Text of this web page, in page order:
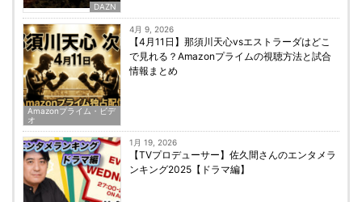
DAZN
Amazonプライム・ビデ
オ
4月 9, 2026
【4月11日】那須川天心vsエストラーダはどこ
で見れる？Amazonプライムの視聴方法と試合
情報まとめ
1月 19, 2026
【TVプロデューサー】佐久間さんのエンタメラ
ンキング2025【ドラマ編】